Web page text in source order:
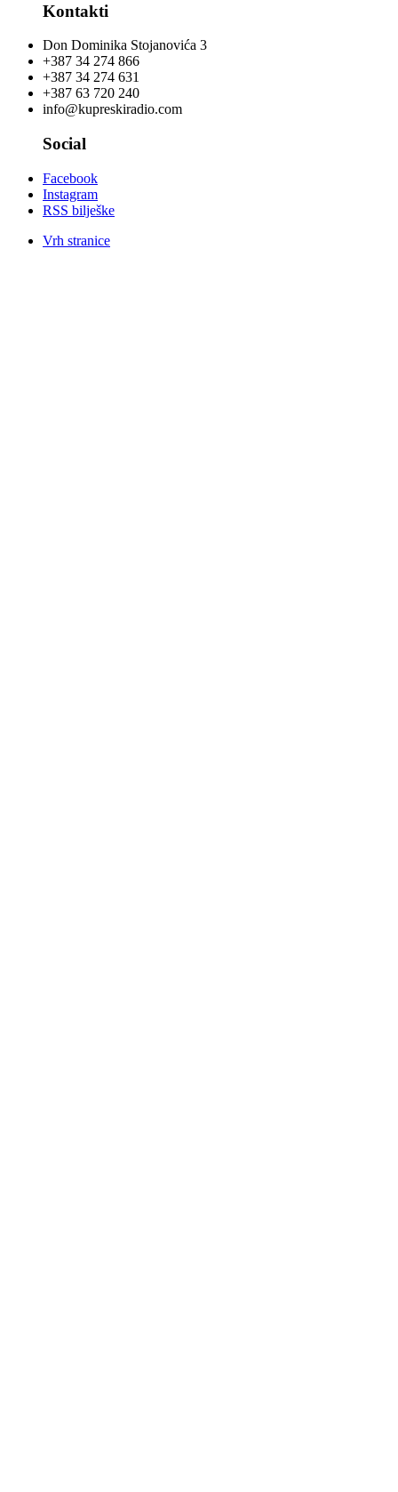
Kontakti
Don Dominika Stojanovića 3
+387 34 274 866
+387 34 274 631
+387 63 720 240
info@kupreskiradio.com
Social
Facebook
Instagram
RSS bilješke
Vrh stranice